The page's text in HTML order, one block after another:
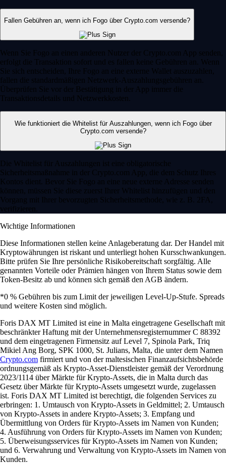
Fallen Gebühren an, wenn ich Fogo über Crypto.com versende?
Wenn Sie Fogo an einen anderen Nutzer der Crypto.com App senden,
erfolgt die Transaktion sofort und es fallen keine Gebühren an. Wenn
Sie sich entscheiden, Ihre Fogo an eine externe Wallet auszuzahlen,
fallen die standardmäßigen Netzwerk-Auszahlungsgebühren an.
Überprüfen Sie vor der Bestätigung in der App immer die
Transaktionsdetails und Netzwerkkosten.
Wie funktioniert die Whitelist für Auszahlungen, wenn ich Fogo über
Crypto.com versende?
Die Whitelist für Auszahlungen ist eine obligatorische
Sicherheitsmaßnahme in der Crypto.com App, die dem Schutz Ihres
Kontos dient. Bevor Sie Fogo an eine neue externe Adresse senden
können, müssen Sie diese zuerst Ihrer Whitelist hinzufügen und den
Vorgang mit Ihrer bevorzugten Sicherheitsmethode, wie z. B. 2FA,
verifizieren.
Wichtige Informationen
Diese Informationen stellen keine Anlageberatung dar. Der Handel mit
Kryptowährungen ist riskant und unterliegt hohen Kursschwankungen.
Bitte prüfen Sie Ihre persönliche Risikobereitschaft sorgfältig. Alle
genannten Vorteile oder Prämien hängen von Ihrem Status sowie dem
Token-Besitz ab und können sich gemäß den AGB ändern.
*0 % Gebühren bis zum Limit der jeweiligen Level-Up-Stufe. Spreads
und weitere Kosten sind möglich.
Foris DAX MT Limited ist eine in Malta eingetragene Gesellschaft mit
beschränkter Haftung mit der Unternehmensregisternummer C 88392
und dem eingetragenen Firmensitz auf Level 7, Spinola Park, Triq
Mikiel Ang Borg, SPK 1000, St. Julians, Malta, die unter dem Namen
Crypto.com firmiert und von der maltesischen Finanzaufsichtsbehörde
ordnungsgemäß als Krypto-Asset-Dienstleister gemäß der Verordnung
2023/1114 über Märkte für Krypto-Assets, die in Malta durch das
Gesetz über Märkte für Krypto-Assets umgesetzt wurde, zugelassen
ist. Foris DAX MT Limited ist berechtigt, die folgenden Services zu
erbringen: 1. Umtausch von Krypto-Assets in Geldmittel; 2. Umtausch
von Krypto-Assets in andere Krypto-Assets; 3. Empfang und
Übermittlung von Orders für Krypto-Assets im Namen von Kunden;
4. Ausführung von Orders für Krypto-Assets im Namen von Kunden;
5. Überweisungsservices für Krypto-Assets im Namen von Kunden;
und 6. Verwahrung und Verwaltung von Krypto-Assets im Namen von
Kunden.